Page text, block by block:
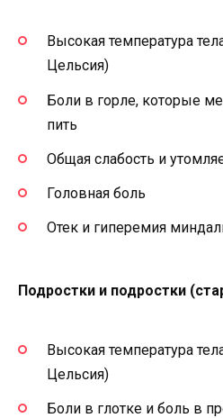
Высокая температура
Цельсия)
Боли в горле, которые
пить
Общая слабость и
Головная боль
Отек и гиперемия
Подростки и подростки
Высокая температура
Цельсия)
Боли в глотке и боль в